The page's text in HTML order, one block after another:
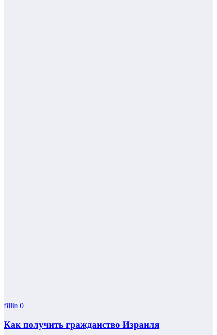
fillin 0
Как получить гражданство Израиля